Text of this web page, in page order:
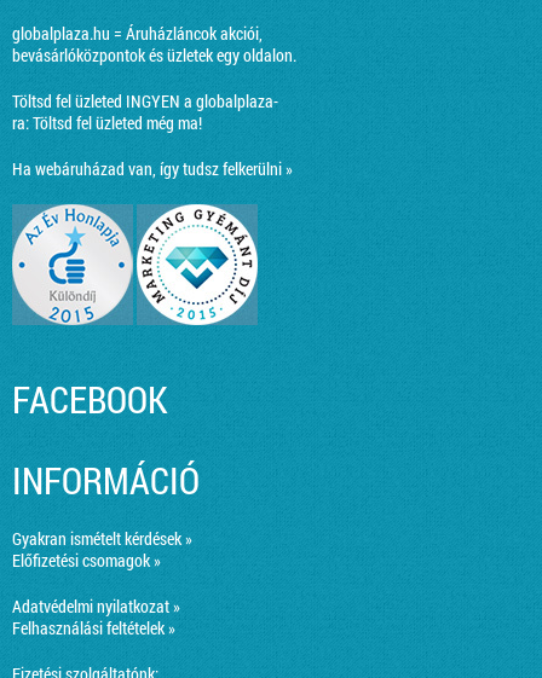
globalplaza.hu = Áruházláncok akciói,
bevásárlóközpontok és üzletek egy oldalon.
Töltsd fel üzleted INGYEN a globalplaza-
ra:Töltsd fel üzleted még ma!
Ha webáruházad van, így tudsz felkerülni »
FACEBOOK
INFORMÁCIÓ
Gyakran ismételt kérdések »
Előfizetési csomagok »
Adatvédelmi nyilatkozat »
Felhasználási feltételek »